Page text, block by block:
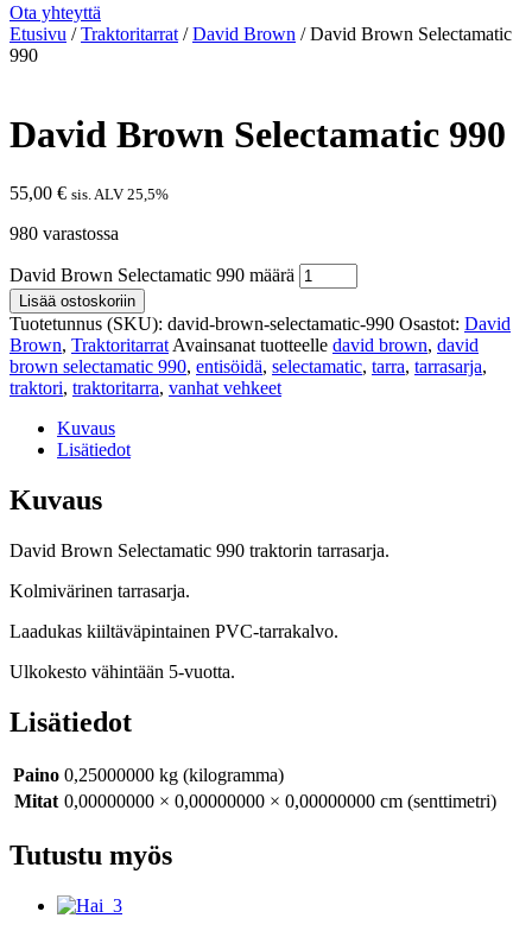
Ota yhteyttä
Etusivu /Traktoritarrat /David Brown / David Brown Selectamatic
990
David Brown Selectamatic 990
55,00 € sis. ALV 25,5%
980 varastossa
David Brown Selectamatic 990 määrä
Lisää ostoskoriin
Tuotetunnus (SKU): david-brown-selectamatic-990 Osastot: David
Brown, Traktoritarrat Avainsanat tuotteelle david brown, david
brown selectamatic 990, entisöidä, selectamatic, tarra, tarrasarja,
traktori, traktoritarra, vanhat vehkeet
Kuvaus
Lisätiedot
Kuvaus
David Brown Selectamatic 990 traktorin tarrasarja.
Kolmivärinen tarrasarja.
Laadukas kiiltäväpintainen PVC-tarrakalvo.
Ulkokesto vähintään 5-vuotta.
Lisätiedot
Paino 0,25000000 kg (kilogramma)
Mitat 0,00000000 × 0,00000000 × 0,00000000 cm (senttimetri)
Tutustu myös